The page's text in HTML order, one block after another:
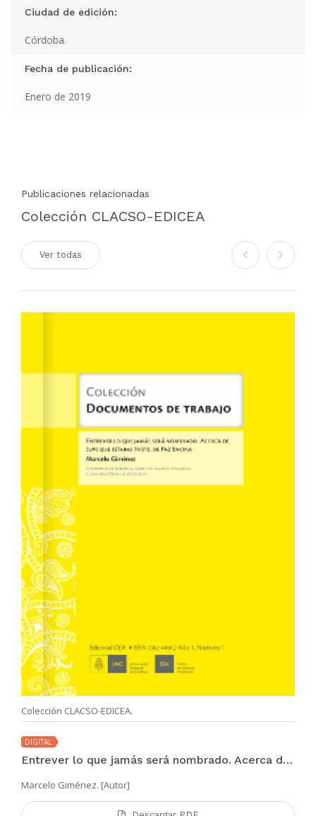
Ciudad de edición:
Córdoba.
Fecha de publicación:
Enero de 2019
Publicaciones relacionadas
Colección CLACSO-EDICEA
Ver todas
Colección CLACSO-EDICEA.
DIGITAL
Entrever lo que jamás será nombrado. Acerca de Supe que estabas triste, de Paz Encina
Marcelo Giménez. [Autor]